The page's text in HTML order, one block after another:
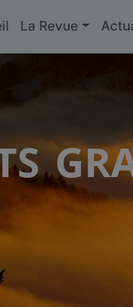
La Revue